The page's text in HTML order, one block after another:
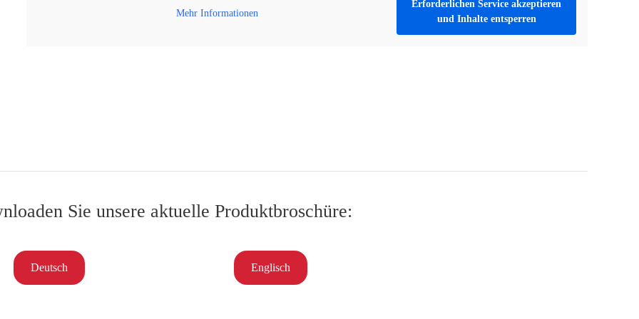
Mehr Informationen
Erforderlichen Service akzeptieren
und Inhalte entsperren
Sie unsere aktuelle Produktbroschüre:
Deutsch Englisch